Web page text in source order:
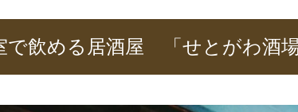
で飲める居酒屋 「せとがわ酒場